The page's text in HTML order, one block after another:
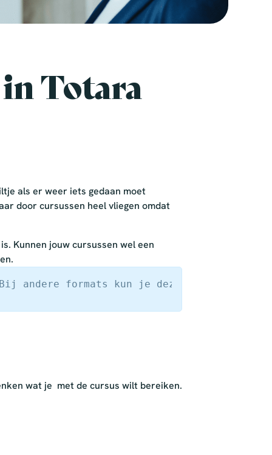
in Totara
als er weer iets gedaan moet
door cursussen heel vliegen omdat
Kunnen jouw cursussen wel een
andere formats kun je deze stappen niet
wat je met de cursus wilt bereiken.